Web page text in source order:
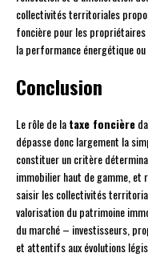
collectivités territoriales
foncière pour les
la performance énergétique
Conclusion
Le rôle de lataxe foncière
dépasse donc largement la
constituer un critère
immobilier haut de gamme, et
saisir les collectivités
valorisation du patrimoine
du marché – investisseurs,
et attentifs aux évolutions